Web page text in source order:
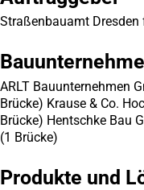
Straßenbauamt
ARLT Bauunternehmen
Brücke) Krause & Co.
Brücke) Hentschke Bau
(1 Brücke)
Produkte und